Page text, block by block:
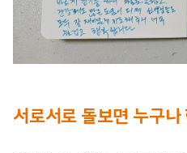
서로서로 돌보면 누구나